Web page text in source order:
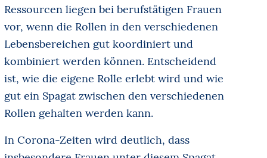
Ressourcen liegen bei berufstätigen Frauen
vor, wenn die Rollen in den verschiedenen
Lebensbereichen gut koordiniert und
kombiniert werden können. Entscheidend
ist, wie die eigene Rolle erlebt wird und wie
gut ein Spagat zwischen den verschiedenen
Rollen gehalten werden kann.
In Corona-Zeiten wird deutlich, dass